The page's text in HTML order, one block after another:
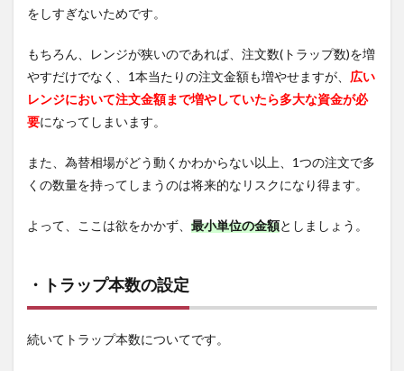
をしすぎないためです。
もちろん、レンジが狭いのであれば、注文数(トラップ数)を増
やすだけでなく、1本当たりの注文金額も増やせますが、 広い
レンジにおいて注文金額まで増やしていたら多大な資金が必
要になってしまいます。
また、為替相場がどう動くかわからない以上、1つの注文で多
くの数量を持ってしまうのは将来的なリスクになり得ます。
よって、ここは欲をかかず、 最小単位の金額としましょう。
・トラップ本数の設定
続いてトラップ本数についてです。